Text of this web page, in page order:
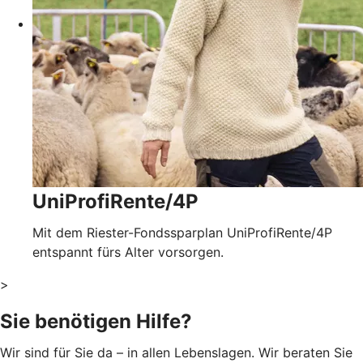
UniProfiRente/4P
Mit dem Riester-Fondssparplan UniProfiRente/4P
entspannt fürs Alter vorsorgen.
>
Sie benötigen Hilfe?
Wir sind für Sie da – in allen Lebenslagen. Wir beraten Sie